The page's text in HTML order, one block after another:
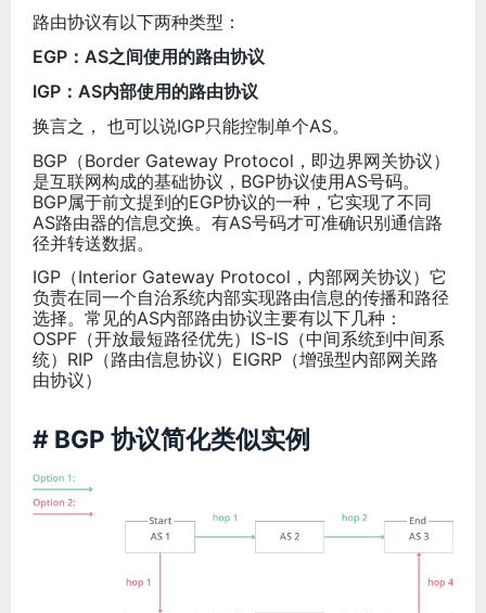
路由协议有以下两种类型：
EGP：AS之间使用的路由协议
IGP：AS内部使用的路由协议
换言之， 也可以说IGP只能控制单个AS。
BGP（Border Gateway Protocol，即边界网关协议）
是互联网构成的基础协议，BGP协议使用AS号码。
BGP属于前文提到的EGP协议的一种，它实现了不同
AS路由器的信息交换。有AS号码才可准确识别通信路
径并转送数据。
IGP（Interior Gateway Protocol，内部网关协议）它
负责在同一个自治系统内部实现路由信息的传播和路径
选择。常见的AS内部路由协议主要有以下几种：
OSPF（开放最短路径优先）IS-IS（中间系统到中间系
统）RIP（路由信息协议）EIGRP（增强型内部网关路
由协议）
# BGP 协议简化类似实例